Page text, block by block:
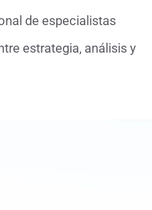
de especialistas
estrategia, análisis y